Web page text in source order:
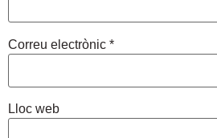
Correu electrònic *
Lloc web